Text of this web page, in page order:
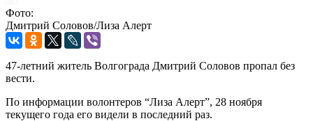
Фото:
Дмитрий Соловов/Лиза Алерт
47-летний житель Волгограда Дмитрий Соловов пропал без
вести.
По информации волонтеров “Лиза Алерт”, 28 ноября
текущего года его видели в последний раз.